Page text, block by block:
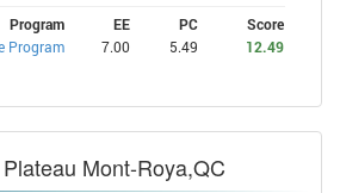
Program EE PC
Score
Program
7.00 5.49 12.49
Mont-Roya,QC